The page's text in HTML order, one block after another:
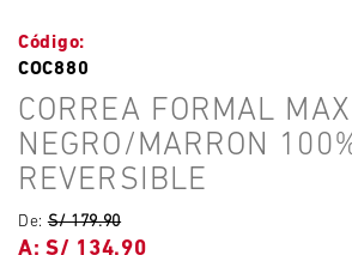
COC880
CORREA FORMAL MAX
NEGRO/MARRON
REVERSIBLE
De:S/ 179.90
S/ 134.90